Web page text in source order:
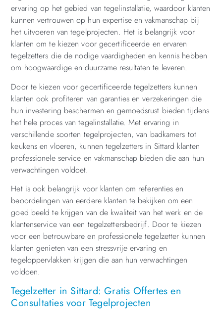
ervaring op het gebied van tegelinstallatie, waardoor klanten
kunnen vertrouwen op hun expertise en vakmanschap bij
het uitvoeren van tegelprojecten. Het is belangrijk voor
klanten om te kiezen voor gecertificeerde en ervaren
tegelzetters die de nodige vaardigheden en kennis hebben
om hoogwaardige en duurzame resultaten te leveren.
Door te kiezen voor gecertificeerde tegelzetters kunnen
klanten ook profiteren van garanties en verzekeringen die
hun investering beschermen en gemoedsrust bieden tijdens
het hele proces van tegelinstallatie. Met ervaring in
verschillende soorten tegelprojecten, van badkamers tot
keukens en vloeren, kunnen tegelzetters in Sittard klanten
professionele service en vakmanschap bieden die aan hun
verwachtingen voldoet.
Het is ook belangrijk voor klanten om referenties en
beoordelingen van eerdere klanten te bekijken om een
goed beeld te krijgen van de kwaliteit van het werk en de
klantenservice van een tegelzettersbedrijf. Door te kiezen
voor een betrouwbare en professionele tegelzetter kunnen
klanten genieten van een stressvrije ervaring en
tegeloppervlakken krijgen die aan hun verwachtingen
voldoen.
Tegelzetter in Sittard: Gratis Offertes en
Consultaties voor Tegelprojecten